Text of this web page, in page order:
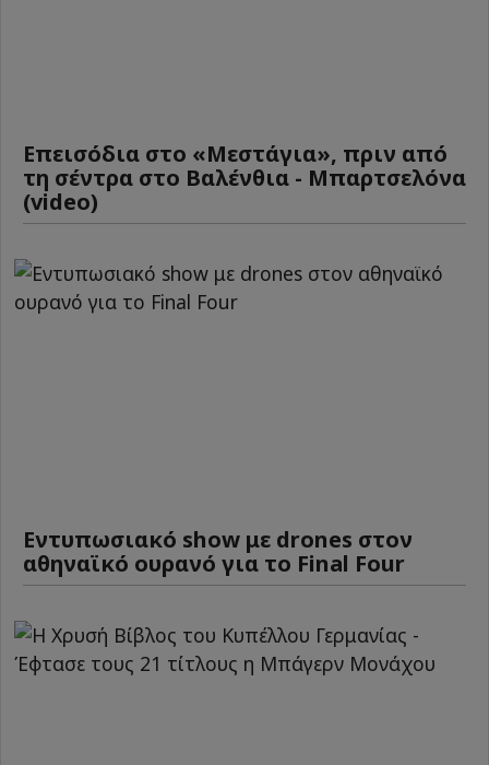
Επεισόδια στο «Μεστάγια», πριν από
τη σέντρα στο Βαλένθια - Μπαρτσελόνα
(video)
Εντυπωσιακό show με drones στον
αθηναϊκό ουρανό για το Final Four